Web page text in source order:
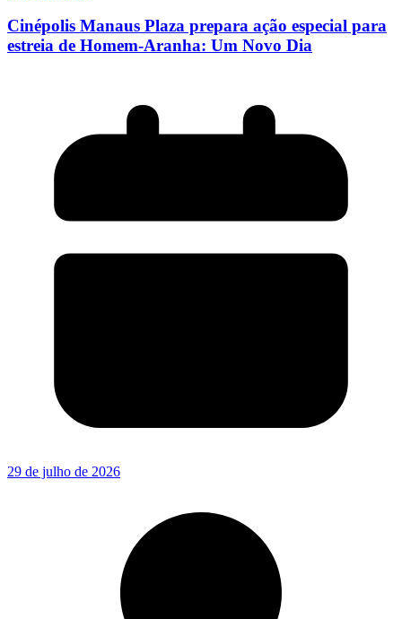
Cinépolis Manaus Plaza prepara ação especial para
estreia de Homem-Aranha: Um Novo Dia
29 de julho de 2026